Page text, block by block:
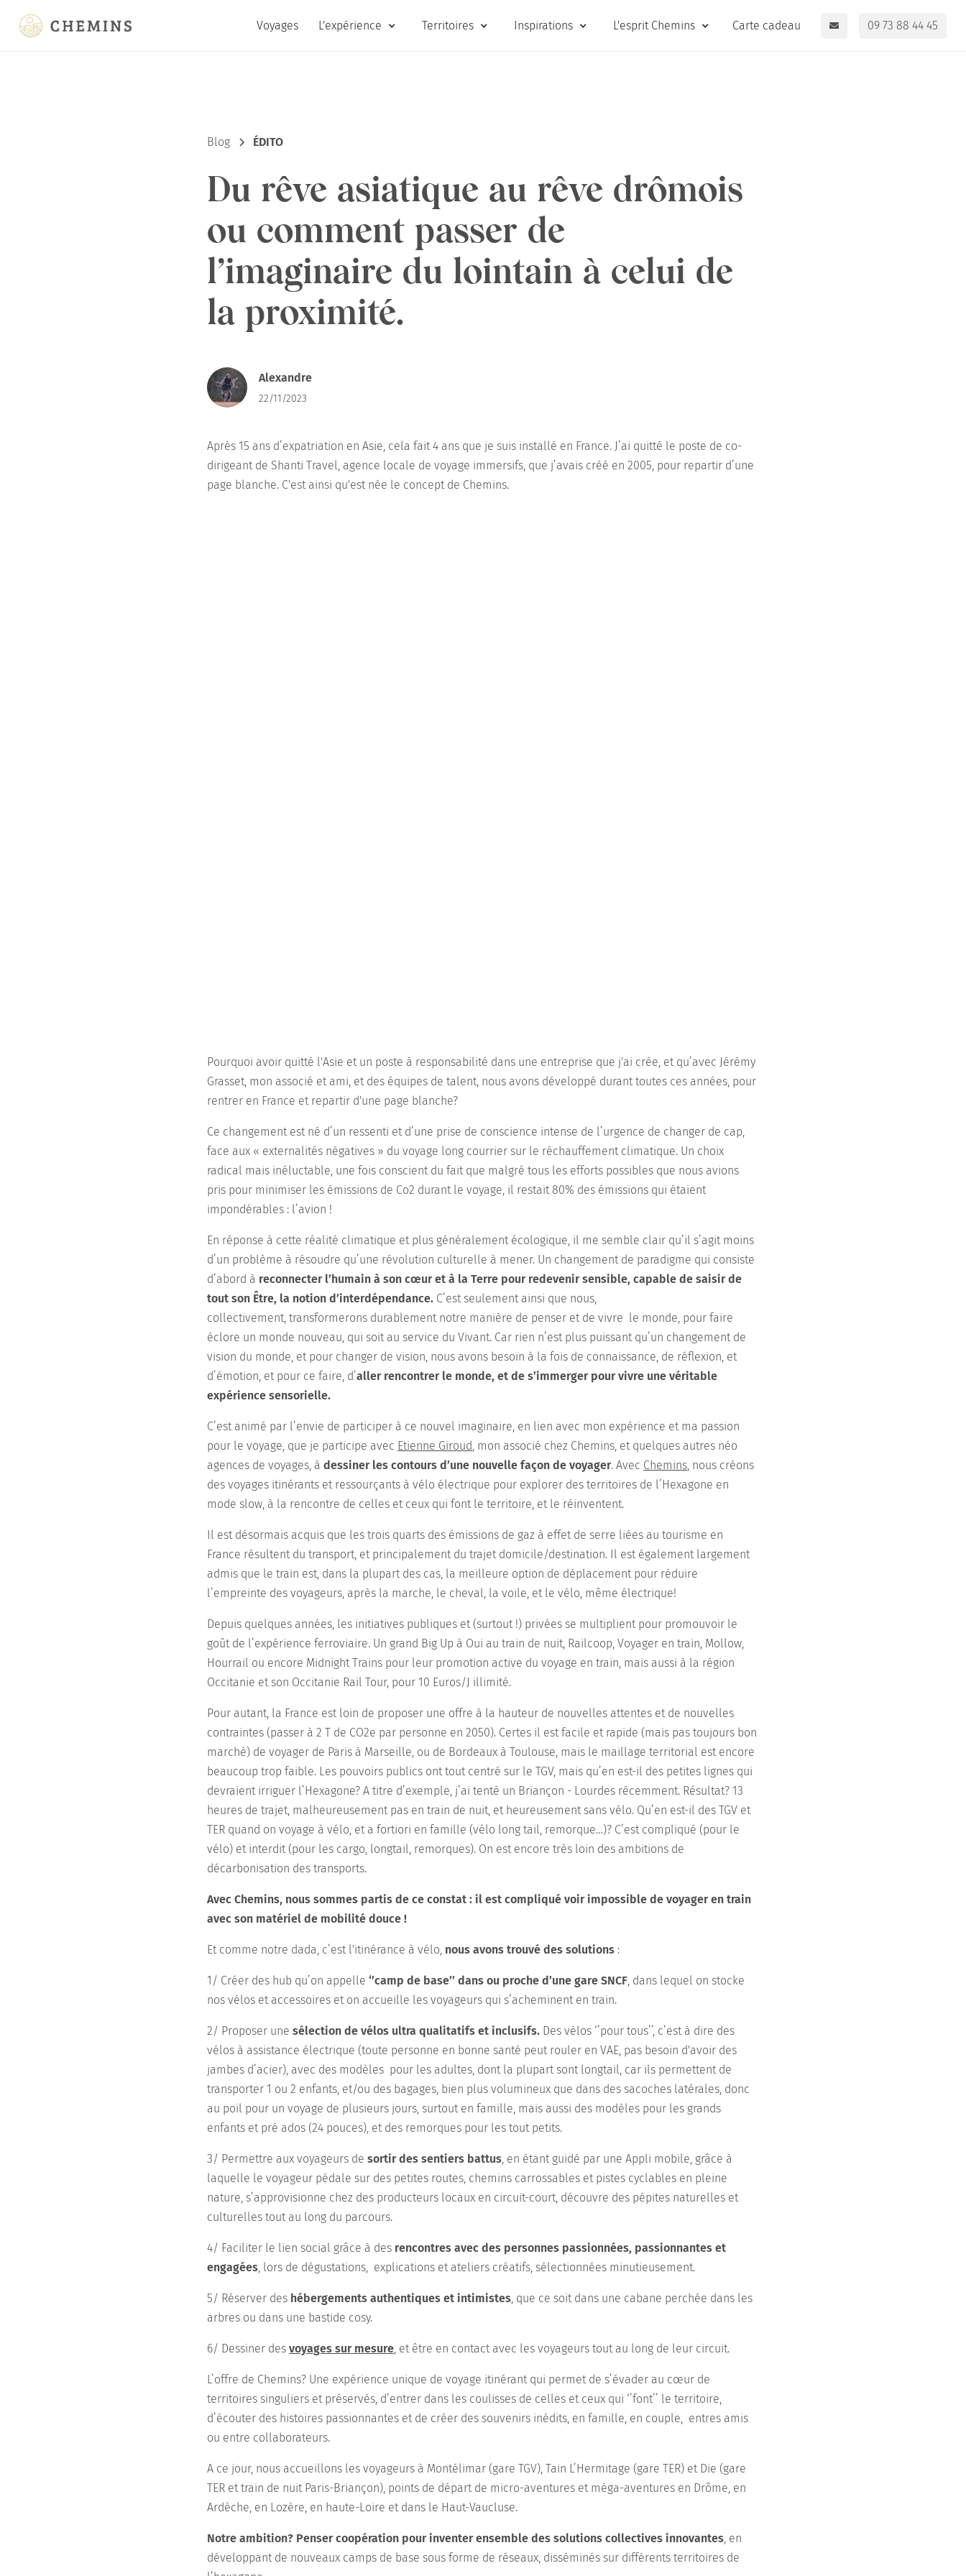
Voyages L'expérience Territoires Inspirations L'esprit Chemins Carte cadeau 09 73 88 44 45
Blog ÉDITO
Du rêve asiatique au rêve drômois
ou comment passer de
l’imaginaire du lointain à celui de
la proximité.
Alexandre
22/11/2023
Après 15 ans d’expatriation en Asie, cela fait 4 ans que je suis installé en France. J’ai quitté le poste de co-
dirigeant de Shanti Travel, agence locale de voyage immersifs, que j’avais créé en 2005, pour repartir d’une
page blanche. C'est ainsi qu'est née le concept de Chemins.
Pourquoi avoir quitté l'Asie et un poste à responsabilité dans une entreprise que j'ai crée, et qu’avec Jérémy
Grasset, mon associé et ami, et des équipes de talent, nous avons développé durant toutes ces années, pour
rentrer en France et repartir d'une page blanche?
Ce changement est né d’un ressenti et d’une prise de conscience intense de l’urgence de changer de cap,
face aux « externalités négatives » du voyage long courrier sur le réchauffement climatique. Un choix
radical mais inéluctable, une fois conscient du fait que malgré tous les efforts possibles que nous avions
pris pour minimiser les émissions de Co2 durant le voyage, il restait 80% des émissions qui étaient
impondérables : l’avion !
En réponse à cette réalité climatique et plus généralement écologique, il me semble clair qu’il s’agit moins
d’un problème à résoudre qu’une révolution culturelle à mener. Un changement de paradigme qui consiste
d’abord à reconnecter l’humain à son cœur et à la Terre pour redevenir sensible, capable de saisir de
tout son Être, la notion d’interdépendance. C’est seulement ainsi que nous,
collectivement, transformerons durablement notre manière de penser et de vivre le monde, pour faire
éclore un monde nouveau, qui soit au service du Vivant. Car rien n’est plus puissant qu’un changement de
vision du monde, et pour changer de vision, nous avons besoin à la fois de connaissance, de réflexion, et
d’émotion, et pour ce faire, d’aller rencontrer le monde, et de s’immerger pour vivre une véritable
expérience sensorielle.
C’est animé par l’envie de participer à ce nouvel imaginaire, en lien avec mon expérience et ma passion
pour le voyage, que je participe avec Etienne Giroud , mon associé chez Chemins, et quelques autres néo
agences de voyages, à dessiner les contours d’une nouvelle façon de voyager. Avec Chemins , nous créons
des voyages itinérants et ressourçants à vélo électrique pour explorer des territoires de l’Hexagone en
mode slow, à la rencontre de celles et ceux qui font le territoire, et le réinventent.
Il est désormais acquis que les trois quarts des émissions de gaz à effet de serre liées au tourisme en
France résultent du transport, et principalement du trajet domicile/destination. Il est également largement
admis que le train est, dans la plupart des cas, la meilleure option de déplacement pour réduire
l’empreinte des voyageurs, après la marche, le cheval, la voile, et le vélo, même électrique!
Depuis quelques années, les initiatives publiques et (surtout !) privées se multiplient pour promouvoir le
goût de l’expérience ferroviaire. Un grand Big Up à Oui au train de nuit, Railcoop, Voyager en train, Mollow,
Hourrail ou encore Midnight Trains pour leur promotion active du voyage en train, mais aussi à la région
Occitanie et son Occitanie Rail Tour, pour 10 Euros/J illimité.
Pour autant, la France est loin de proposer une offre à la hauteur de nouvelles attentes et de nouvelles
contraintes (passer à 2 T de CO2e par personne en 2050). Certes il est facile et rapide (mais pas toujours bon
marché) de voyager de Paris à Marseille, ou de Bordeaux à Toulouse, mais le maillage territorial est encore
beaucoup trop faible. Les pouvoirs publics ont tout centré sur le TGV, mais qu’en est-il des petites lignes qui
devraient irriguer l’Hexagone? A titre d’exemple, j’ai tenté un Briançon - Lourdes récemment. Résultat? 13
heures de trajet, malheureusement pas en train de nuit, et heureusement sans vélo. Qu’en est-il des TGV et
TER quand on voyage à vélo, et a fortiori en famille (vélo long tail, remorque…)? C’est compliqué (pour le
vélo) et interdit (pour les cargo, longtail, remorques). On est encore très loin des ambitions de
décarbonisation des transports.
Avec Chemins, nous sommes partis de ce constat : il est compliqué voir impossible de voyager en train
avec son matériel de mobilité douce !
Et comme notre dada, c’est l'itinérance à vélo, nous avons trouvé des solutions :
1/ Créer des hub qu’on appelle ‘’camp de base’’ dans ou proche d’une gare SNCF , dans lequel on stocke
nos vélos et accessoires et on accueille les voyageurs qui s’acheminent en train.
2/ Proposer une sélection de vélos ultra qualitatifs et inclusifs. Des vélos ‘’pour tous’’, c’est à dire des
vélos à assistance électrique (toute personne en bonne santé peut rouler en VAE, pas besoin d'avoir des
jambes d’acier), avec des modèles pour les adultes, dont la plupart sont longtail, car ils permettent de
transporter 1 ou 2 enfants, et/ou des bagages, bien plus volumineux que dans des sacoches latérales, donc
au poil pour un voyage de plusieurs jours, surtout en famille, mais aussi des modèles pour les grands
enfants et pré ados (24 pouces), et des remorques pour les tout petits.
3/ Permettre aux voyageurs de sortir des sentiers battus , en étant guidé par une Appli mobile, grâce à
laquelle le voyageur pédale sur des petites routes, chemins carrossables et pistes cyclables en pleine
nature, s’approvisionne chez des producteurs locaux en circuit-court, découvre des pépites naturelles et
culturelles tout au long du parcours.
4/ Faciliter le lien social grâce à des rencontres avec des personnes passionnées, passionnantes et
engagées , lors de dégustations, explications et ateliers créatifs, sélectionnées minutieusement.
5/ Réserver des hébergements authentiques et intimistes , que ce soit dans une cabane perchée dans les
arbres ou dans une bastide cosy.
6/ Dessiner des voyages sur mesure , et être en contact avec les voyageurs tout au long de leur circuit.
L’offre de Chemins? Une expérience unique de voyage itinérant qui permet de s’évader au cœur de
territoires singuliers et préservés, d’entrer dans les coulisses de celles et ceux qui ‘’font’’ le territoire,
d’écouter des histoires passionnantes et de créer des souvenirs inédits, en famille, en couple, entres amis
ou entre collaborateurs.
A ce jour, nous accueillons les voyageurs à Montélimar (gare TGV), Tain L’Hermitage (gare TER) et Die (gare
TER et train de nuit Paris-Briançon), points de départ de micro-aventures et méga-aventures en Drôme, en
Ardèche, en Lozère, en haute-Loire et dans le Haut-Vaucluse.
Notre ambition? Penser coopération pour inventer ensemble des solutions collectives innovantes , en
développant de nouveaux camps de base sous forme de réseaux, disséminés sur différents territoires de